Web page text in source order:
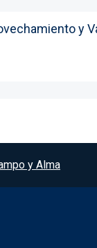
y
y Alma